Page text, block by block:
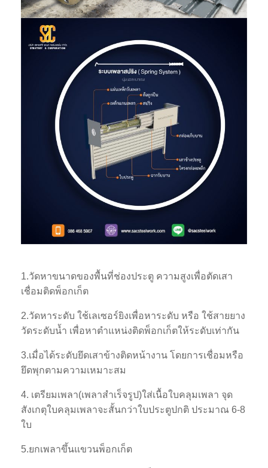
1.วัดหาขนาดของพื้นที่ช่องประตู ความสูงเพื่อตัดเสา
เชื่อมติดพ็อกเก็ต
2.วัดหาระดับ ใช้เลเซอร์ยิงเพื่อหาระดับ หรือ ใช้สายยาง
วัดระดับน้ำ เพื่อหาตำแหน่งติดพ็อกเก็ตให้ระดับเท่ากัน
3.เมื่อได้ระดับยึดเสาข้างติดหน้างาน โดยการเชื่อมหรือ
ยึดพุกตามความเหมาะสม
4. เตรียมเพลา(เพลาสำเร็จรูป)ใส่เนื้อใบคลุมเพลา จุด
สังเกตุใบคลุมเพลาจะสั้นกว่าใบประตูปกติ ประมาณ 6-8
ใบ
5.ยกเพลาขึ้นแขวนพ็อกเก็ต